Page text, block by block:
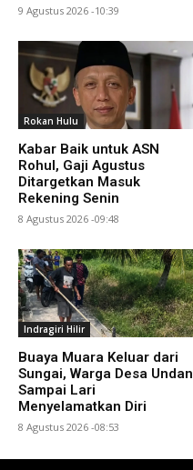
9 Agustus 2026 -10:39
Rokan Hulu
Kabar Baik untuk ASN
Rohul, Gaji Agustus
Ditargetkan Masuk
Rekening Senin
8 Agustus 2026 -09:48
Indragiri Hilir
Buaya Muara Keluar dari
Sungai, Warga Desa Undan
Sampai Lari
Menyelamatkan Diri
8 Agustus 2026 -08:53